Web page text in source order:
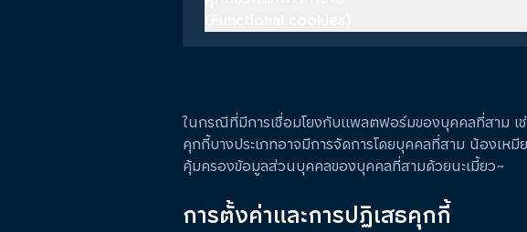
ในกรณีที่มีการเชื่อมโยงกับแพลตฟอร์มของบุคคลที่สาม เ
คุกกี้บางประเภทอาจมีการจัดการโดยบุคคลที่สาม น้องเห
คุ้มครองข้อมูลส่วนบุคคลของบุคคลที่สามด้วยนะเมี้ยว~
การตั้งค่าและการปฏิเสธคุกกี้